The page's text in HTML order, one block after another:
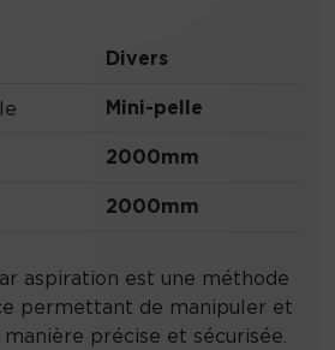
Divers
Mini-pelle
2000mm
2000mm
aspiration est une méthode
permettant de manipuler et
précise et sécurisée.